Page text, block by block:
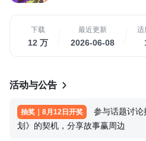
下载
12 万
最近更新
2026-06-08
适
活动与公告
抽奖｜8月12日开奖
参与话题讨
划》的契机，分享故事赢周边